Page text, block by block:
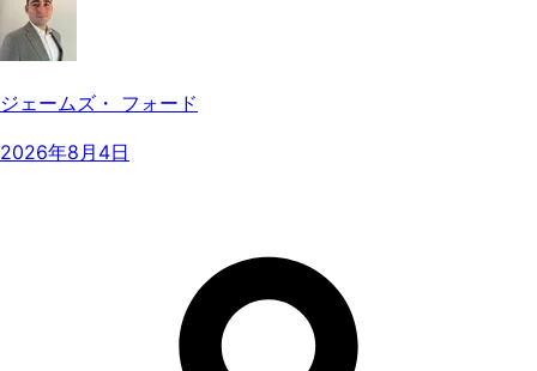
ジェームズ・ フォード
2026年8月4日